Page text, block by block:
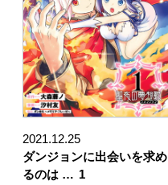
2021.12.25
ダンジョンに出会いを求め
るのは … 1